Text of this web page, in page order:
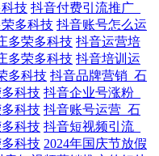
技 抖音付费引流推广_
多科技 抖音账号怎么运
多荣多科技 抖音运营培
多荣多科技 抖音培训运
多科技 抖音品牌营销_石
科技 抖音企业号涨粉_
科技 抖音账号运营_石
科技 抖音短视频引流_
科技 2024年国庆节放假